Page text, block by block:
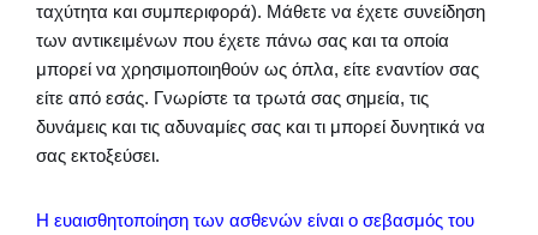
ταχύτητα και συμπεριφορά). Μάθετε να έχετε συνείδηση
των αντικειμένων που έχετε πάνω σας και τα οποία
μπορεί να χρησιμοποιηθούν ως όπλα, είτε εναντίον σας
είτε από εσάς. Γνωρίστε τα τρωτά σας σημεία, τις
δυνάμεις και τις αδυναμίες σας και τι μπορεί δυνητικά να
σας εκτοξεύσει.
Η ευαισθητοποίηση των ασθενών είναι ο σεβασμός του